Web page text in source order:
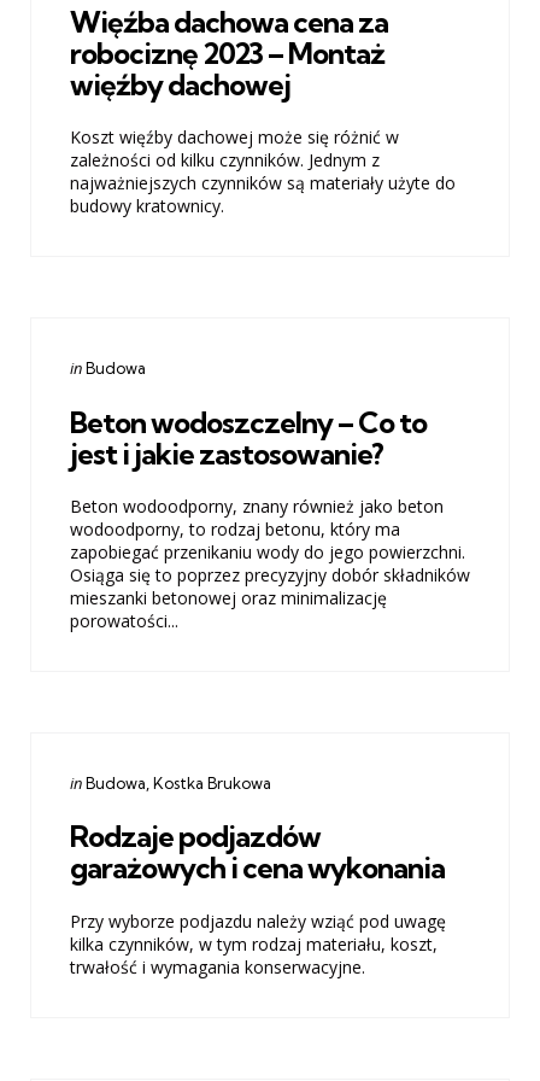
Więźba dachowa cena za
robociznę 2023 – Montaż
więźby dachowej
Koszt więźby dachowej może się różnić w
zależności od kilku czynników. Jednym z
najważniejszych czynników są materiały użyte do
budowy kratownicy.
Categories
Posted
inBudowa
Beton wodoszczelny – Co to
jest i jakie zastosowanie?
Beton wodoodporny, znany również jako beton
wodoodporny, to rodzaj betonu, który ma
zapobiegać przenikaniu wody do jego powierzchni.
Osiąga się to poprzez precyzyjny dobór składników
mieszanki betonowej oraz minimalizację
porowatości...
Categories
Posted
inBudowa Kostka Brukowa
Rodzaje podjazdów
garażowych i cena wykonania
Przy wyborze podjazdu należy wziąć pod uwagę
kilka czynników, w tym rodzaj materiału, koszt,
trwałość i wymagania konserwacyjne.